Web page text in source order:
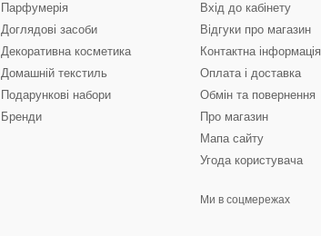
Парфумерія
Доглядові засоби
Декоративна косметика
Домашній текстиль
Подарункові набори
Бренди
Вхід до кабінету
Відгуки про магазин
Контактна інформація
Оплата і доставка
Обмін та повернення
Про магазин
Мапа сайту
Угода користувача
Ми в соцмережах